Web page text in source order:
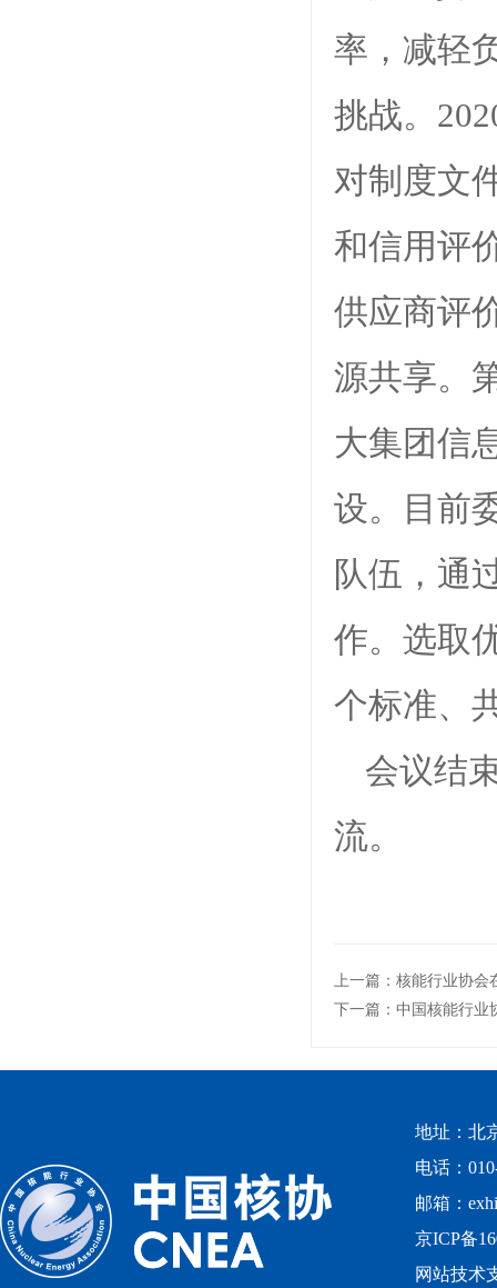
率，减轻
挑战。
对制度文
和信用评
供应商评
源共享。
大集团信
设。目前
队伍，通
作。选取
个标准、
会议结
流。
上一篇：核能行业协会
下一篇：中国核能行业
地址：北
电话：
邮箱：
京ICP备
网站技术